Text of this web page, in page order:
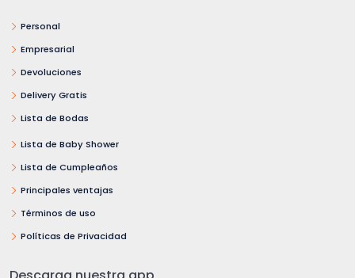
Personal
Empresarial
Devoluciones
Delivery Gratis
Lista de Bodas
Lista de Baby Shower
Lista de Cumpleaños
Principales ventajas
Términos de uso
Políticas de Privacidad